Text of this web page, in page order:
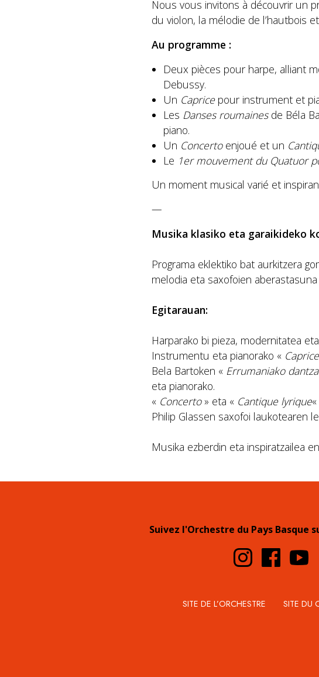
Nous vous invitons à découvrir un
du violon, la mélodie de l’hautbois
Au programme :
Deux pièces pour harpe, alliant
Debussy.
Un Capricepour instrument et
Les Danses roumainesde Béla
piano.
Un Concertoenjoué et un
Le 1er mouvement du Quatuor
Un moment musical varié et
—
Musika klasiko eta garaikideko
Programa eklektiko bat aurkitzera
melodia eta saxofoien
Egitarauan:
Harparako bi pieza, modernitatea
Instrumentu eta pianorako « Caprice
Bela Bartoken « Errumaniako
eta pianorako.
« Concerto» eta « Cantique lyrique
Philip Glassen saxofoi laukotearen
Musika ezberdin eta inspiratzailea
Suivez l'Orchestre du Pays Basque
SITE DE L’ORCHESTRE SITE DU